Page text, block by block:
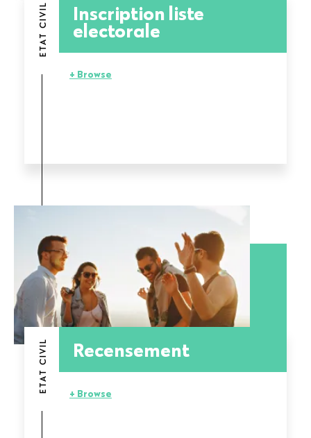
ETAT CIVIL Inscription liste
electorale
+ Browse
ETAT CIVIL Recensement
+ Browse